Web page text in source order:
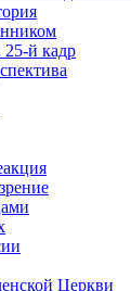
25-й кадр
Церкви